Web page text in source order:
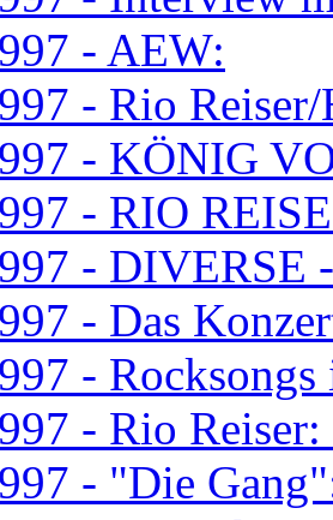
- AEW:
- Rio Reiser/
- KÖNIG
- RIO
- DIVERSE
- Das
-
- Rio
- "Die